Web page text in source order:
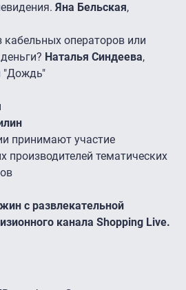
Яна Бельская,
кабельных операторов или
Наталья Синдеева,
"Дождь"
принимают участие
производителей тематических
с развлекательной
канала Shopping Live.